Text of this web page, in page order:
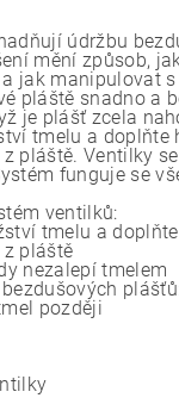
údržbu
mění způsob,
jak manipulovat
pláště snadno a
je plášť zcela
tmelu a doplňte
pláště. Ventilky
funguje se
ventilků:
tmelu a
pláště
nezalepí tmelem
později